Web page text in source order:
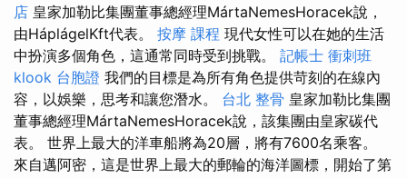
店 皇家加勒比集團董事總經理MártaNemesHoracek說，
由HáplágelKft代表。 按摩 課程 現代女性可以在她的生活
中扮演多個角色，這通常同時受到挑戰。 記帳士 衝刺班
klook 台胞證 我們的目標是為所有角色提供苛刻的在線內
容，以娛樂，思考和讓您潛水。 台北 整骨 皇家加勒比集團
董事總經理MártaNemesHoracek說，該集團由皇家碳代
表。 世界上最大的洋車船將為20層，將有7600名乘客。
來自邁阿密，這是世界上最大的郵輪的海洋圖標，開始了第